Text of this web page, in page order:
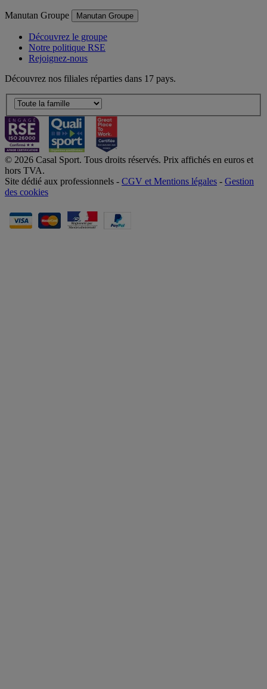
Manutan Groupe Manutan Groupe
Découvrez le groupe
Notre politique RSE
Rejoignez-nous
Découvrez nos filiales réparties dans 17 pays.
© 2026 Casal Sport. Tous droits réservés. Prix affichés en euros et
hors TVA.
Site dédié aux professionnels - CGV et Mentions légales - Gestion
des cookies